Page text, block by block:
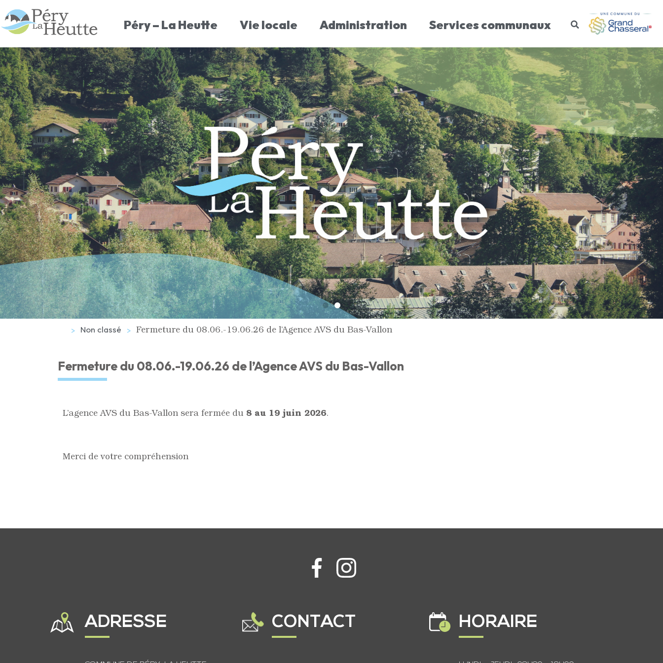
Péry – La Heutte Vie locale Administration Services communaux
Non classé Fermeture du 08.06.-19.06.26 de l’Agence AVS du Bas-Vallon
Fermeture du 08.06.-19.06.26 de l’Agence AVS du Bas-Vallon
L’agence AVS du Bas-Vallon sera fermée du 8 au 19 juin 2026.
Merci de votre compréhension
ADRESSE CONTACT HORAIRE